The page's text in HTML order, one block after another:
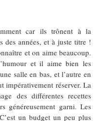
car ils trônent à la
des années, et à juste titre !
et on aime beaucoup.
et il aime bien les
salle en bas, et l’autre en
impérativement réserver. La
des différentes recettes
généreusement garni. Les
un budget un peu plus